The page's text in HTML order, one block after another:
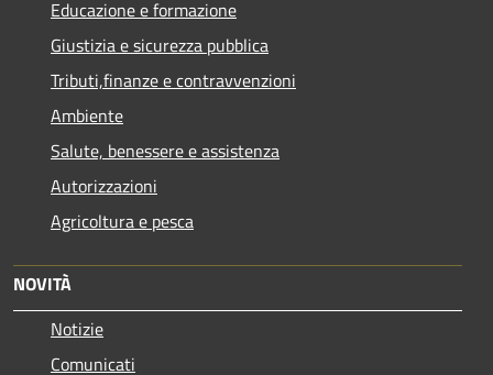
Educazione e formazione
Giustizia e sicurezza pubblica
Tributi,finanze e contravvenzioni
Ambiente
Salute, benessere e assistenza
Autorizzazioni
Agricoltura e pesca
NOVITÀ
Notizie
Comunicati